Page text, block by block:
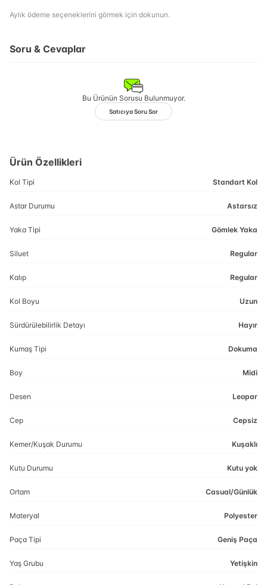
Aylık ödeme seçeneklerini görmek için dokunun.
Soru & Cevaplar
Bu Ürünün Sorusu Bulunmuyor.
Satıcıya Soru Sor
Ürün Özellikleri
Kol Tipi Standart Kol
Astar Durumu Astarsız
Yaka Tipi Gömlek Yaka
Siluet Regular
Kalıp Regular
Kol Boyu Uzun
Sürdürülebilirlik Detayı Hayır
Kumaş Tipi Dokuma
Boy Midi
Desen Leopar
Cep Cepsiz
Kemer/Kuşak Durumu Kuşaklı
Kutu Durumu Kutu yok
Ortam Casual/Günlük
Materyal Polyester
Paça Tipi Geniş Paça
Yaş Grubu Yetişkin